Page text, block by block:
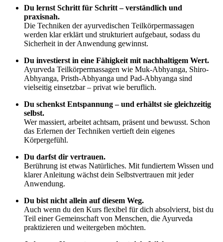
Du lernst Schritt für Schritt – verständlich und
praxisnah.
Die Techniken der ayurvedischen Teilkörpermassagen
werden klar erklärt und strukturiert aufgebaut, sodass du
Sicherheit in der Anwendung gewinnst.
Du investierst in eine Fähigkeit mit nachhaltigem Wert.
Ayurveda Teilkörpermassagen wie Muk-Abhyanga, Shiro-
Abhyanga, Pristh-Abhyanga und Pad-Abhyanga sind
vielseitig einsetzbar – privat wie beruflich.
Du schenkst Entspannung – und erhältst sie gleichzeitig
selbst.
Wer massiert, arbeitet achtsam, präsent und bewusst. Schon
das Erlernen der Techniken vertieft dein eigenes
Körpergefühl.
Du darfst dir vertrauen.
Berührung ist etwas Natürliches. Mit fundiertem Wissen und
klarer Anleitung wächst dein Selbstvertrauen mit jeder
Anwendung.
Du bist nicht allein auf diesem Weg.
Auch wenn du den Kurs flexibel für dich absolvierst, bist du
Teil einer Gemeinschaft von Menschen, die Ayurveda
praktizieren und weitergeben möchten.